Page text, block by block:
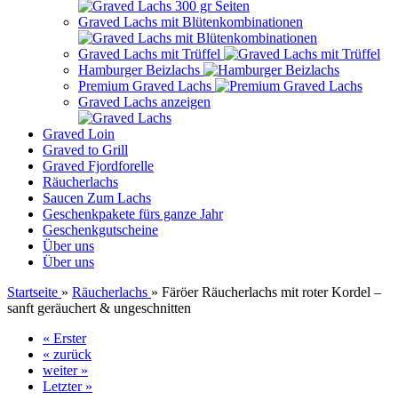
Graved Lachs mit Blütenkombinationen
Graved Lachs mit Trüffel
Hamburger Beizlachs
Premium Graved Lachs
Graved Lachs anzeigen
Graved Loin
Graved to Grill
Graved Fjordforelle
Räucherlachs
Saucen Zum Lachs
Geschenkpakete fürs ganze Jahr
Geschenkgutscheine
Über uns
Über uns
Startseite » Räucherlachs » Färöer Räucherlachs mit roter Kordel –
sanft geräuchert & ungeschnitten
« Erster
« zurück
weiter »
Letzter »